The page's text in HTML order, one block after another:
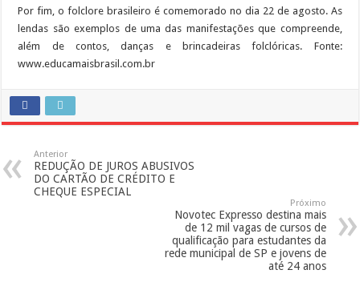
Por fim, o folclore brasileiro é comemorado no dia 22 de agosto. As
lendas são exemplos de uma das manifestações que compreende,
além de contos, danças e brincadeiras folclóricas. Fonte:
www.educamaisbrasil.com.br
Anterior
REDUÇÃO DE JUROS ABUSIVOS
DO CARTÃO DE CRÉDITO E
CHEQUE ESPECIAL
Próximo
Novotec Expresso destina mais
de 12 mil vagas de cursos de
qualificação para estudantes da
rede municipal de SP e jovens de
até 24 anos